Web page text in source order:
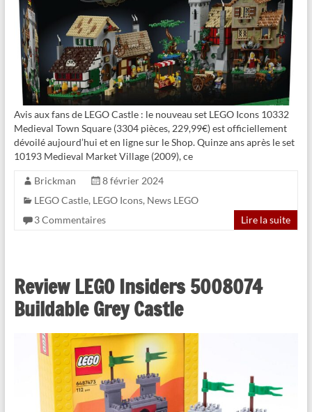
Avis aux fans de LEGO Castle : le nouveau set LEGO Icons 10332
Medieval Town Square (3304 pièces, 229,99€) est officiellement
dévoilé aujourd’hui et en ligne sur le Shop. Quinze ans après le set
10193 Medieval Market Village (2009), ce
Brickman
8 février 2024
LEGO Castle, LEGO Icons, News LEGO
3 Commentaires
Lire la suite
Review LEGO Insiders 5008074
Buildable Grey Castle